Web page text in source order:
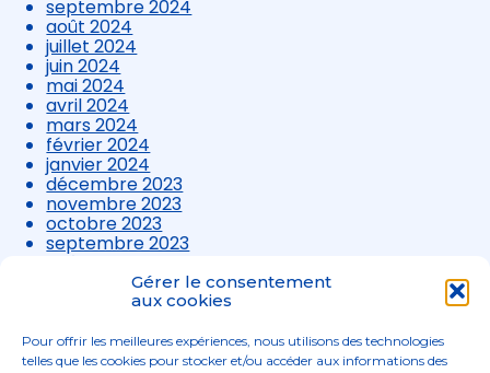
Gérer le consentement
aux cookies
Pour offrir les meilleures expériences, nous utilisons des technologies
telles que les cookies pour stocker et/ou accéder aux informations des
septembre 2024
août 2024
juillet 2024
juin 2024
mai 2024
avril 2024
mars 2024
février 2024
janvier 2024
décembre 2023
novembre 2023
octobre 2023
septembre 2023
août 2023
juillet 2023
avril 2023
mars 2023